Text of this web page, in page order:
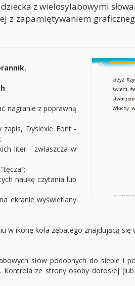
z wielosylabowymi
z zapamiętywaniem
nagranie z poprawną
zapis, Dyslexie Font -
liter - zwłaszcza w
naukę czytania lub
ekranie wyświetlany
w ikonę koła zębatego znajdującą
słów podobnych do siebie i
ze strony osoby dorosłej